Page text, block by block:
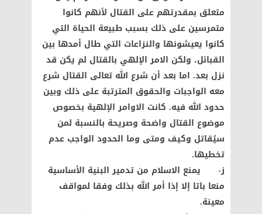
متعلق بمقدرتهم على القتال لأنهم كانوا
متمرسين على ذلك بسبب طبيعة الحياة التي
كانوا يعيشونها والنزاعات التي طال أمدها بين
القبائل، ولكن الامر الإلهي بالقتال لم يكن قد
نزل بعد. اما بعد أن شرع الله تعالى القتال شرع
معه الواجبات والحقوق المترتبة على ذلك وبين
حدود الله فيه. كانت الاوامر الإلهية بخصوص
موضوع القتال واضحة وصريحة بالنسبة لمن
سيُقاتل وكيف ومتى وما الحدود الواجب عدم
تخطيها.
ز‌- يمنع الاسلام من تدمير البنية الأساسية
منعا باتا إلا إذا أمر الله بذلك وفقا لمواقف
معينة.